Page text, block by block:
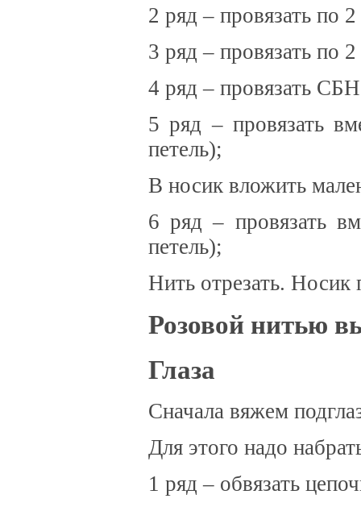
2 ряд – провязать по
3 ряд – провязать по
4 ряд – провязать
5 ряд – провязать
петель);
В носик вложить
6 ряд – провязать
петель);
Нить отрезать. Носик
Розовой нитью
Глаза
Сначала вяжем
Для этого надо
1 ряд – обвязать